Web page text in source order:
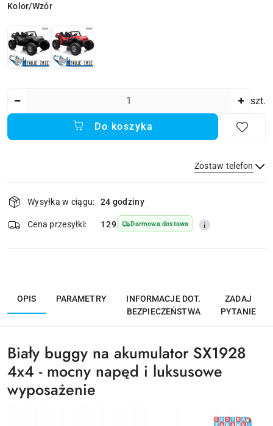
Wariant
Kolor/Wzór
szt.
Do koszyka
Zostaw telefon
Wyślij
Dostępność
i
dostawa
Wysyłka w ciągu: 24 godziny
Cena przesyłki: 129 Darmowa dostawa
OPIS PARAMETRY
INFORMACJE DOT.
BEZPIECZEŃSTWA
ZADAJ
PYTANIE
Biały buggy na akumulator SX1928
4x4 - mocny napęd i luksusowe
wyposażenie